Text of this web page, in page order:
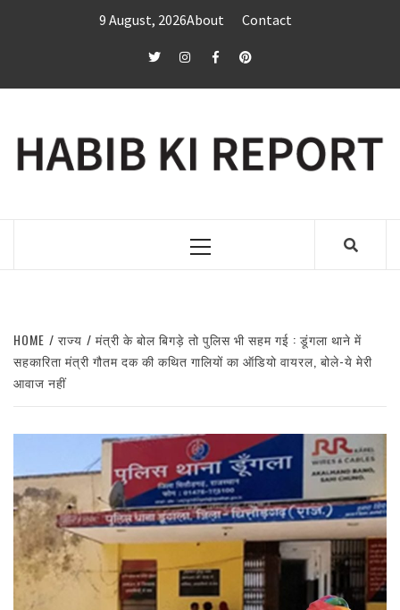
9 August, 2026About Contact
twitterInstagramFacebookPinterest
Primary
HOME राज्य
मंत्री के बोल बिगड़े तो पुलिस भी सहम गई : डूंगला थाने में
सहकारिता मंत्री गौतम दक की कथित गालियों का ऑडियो वायरल, बोले-ये मेरी
आवाज नहीं